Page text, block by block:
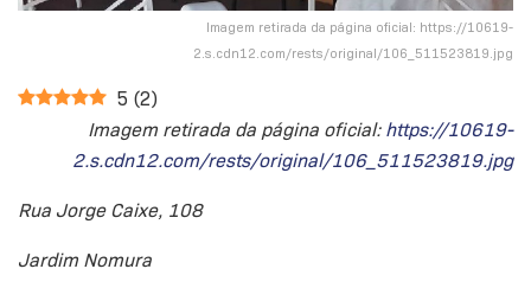
Imagem retirada da página oficial: https://10619-
2.s.cdn12.com/rests/original/106_511523819.jpg
5 (2)
Imagem retirada da página oficial: https://10619-
2.s.cdn12.com/rests/original/106_511523819.jpg
Rua Jorge Caixe, 108
Jardim Nomura